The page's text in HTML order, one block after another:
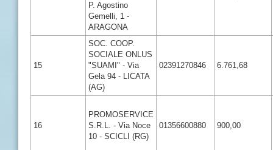
P. Agostino
Gemelli, 1 -
ARAGONA
15
SOC. COOP.
SOCIALE ONLUS
"SUAMI" - Via
Gela 94 - LICATA
(AG)
02391270846 6.761,68
16
PROMOSERVICE
S.R.L. - Via Noce
10 - SCICLI (RG)
01356600880 900,00